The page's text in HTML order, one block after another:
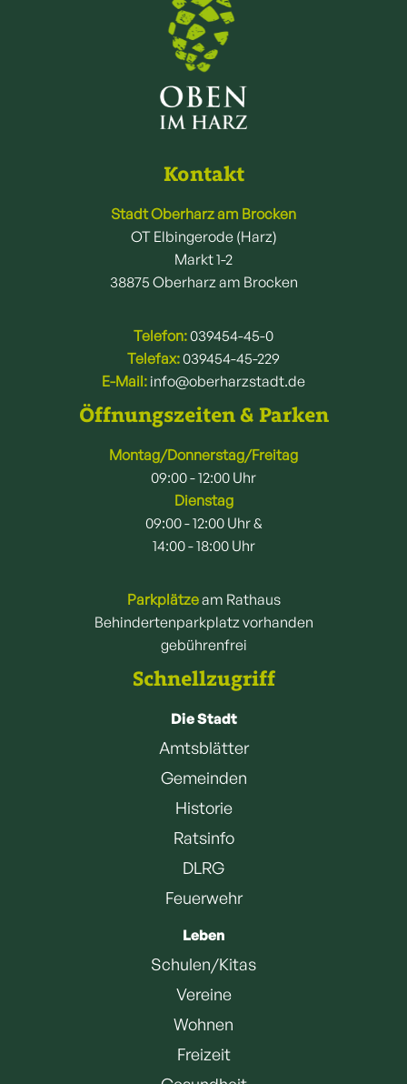
Kontakt
Stadt Oberharz am Brocken
OT Elbingerode (Harz)
Markt 1-2
38875 Oberharz am Brocken
Telefon:039454-45-0
Telefax:039454-45-229
E-Mail: info@oberharzstadt.de
Öffnungszeiten & Parken
Montag/Donnerstag/Freitag
09:00 - 12:00 Uhr
Dienstag
09:00 - 12:00 Uhr &
14:00 - 18:00 Uhr
Parkplätzeam Rathaus
Behindertenparkplatz vorhanden
gebührenfrei
Schnellzugriff
Die Stadt
Amtsblätter
Gemeinden
Historie
Ratsinfo
DLRG
Feuerwehr
Leben
Schulen/Kitas
Vereine
Wohnen
Freizeit